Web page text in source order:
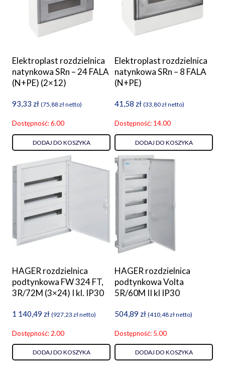
Elektroplast rozdzielnica
natynkowa SRn – 24 FALA
(N+PE) (2×12)
93,33 zł (75,88złnetto)
Dostępność: 6.00
DODAJ DO KOSZYKA
Elektroplast rozdzielnica
natynkowa SRn – 8 FALA
(N+PE)
41,58 zł (33,80złnetto)
Dostępność: 14.00
DODAJ DO KOSZYKA
HAGER rozdzielnica
podtynkowa FW 324 FT,
3R/72M (3×24) I kl. IP30
1 140,49 zł (927,23 złnetto)
Dostępność: 2.00
DODAJ DO KOSZYKA
HAGER rozdzielnica
podtynkowa Volta
5R/60M II kl IP30
504,89 zł (410,48złnetto)
Dostępność: 5.00
DODAJ DO KOSZYKA